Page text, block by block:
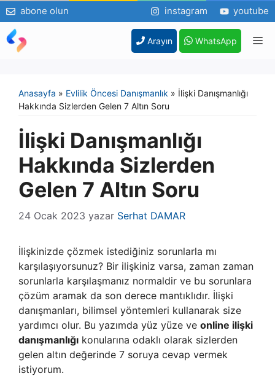
abone olun instagram youtube
İçeriğe
atla
Arayın WhatsApp
Anasayfa » Evlilik Öncesi Danışmanlık » İlişki Danışmanlığı
Hakkında Sizlerden Gelen 7 Altın Soru
İlişki Danışmanlığı
Hakkında Sizlerden
Gelen 7 Altın Soru
24 Ocak 2023 yazar Serhat DAMAR
İlişkinizde çözmek istediğiniz sorunlarla mı
karşılaşıyorsunuz? Bir ilişkiniz varsa, zaman zaman
sorunlarla karşılaşmanız normaldir ve bu sorunlara
çözüm aramak da son derece mantıklıdır. İlişki
danışmanları, bilimsel yöntemleri kullanarak size
yardımcı olur. Bu yazımda yüz yüze ve online ilişki
danışmanlığı konularına odaklı olarak sizlerden
gelen altın değerinde 7 soruya cevap vermek
istiyorum.